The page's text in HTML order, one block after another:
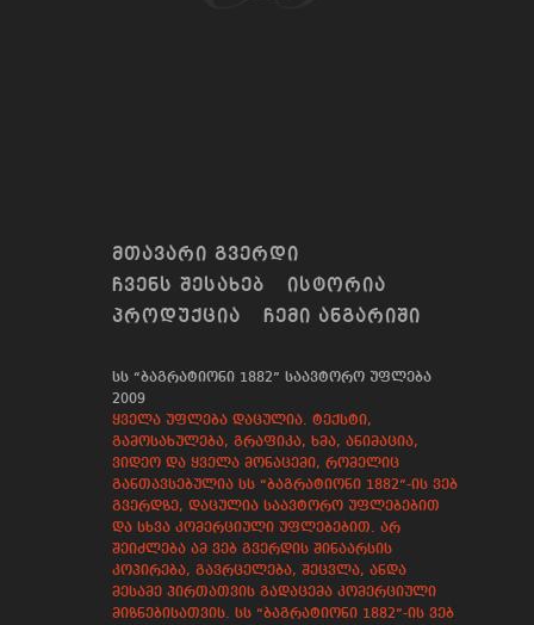
ᲛᲗᲐᲕᲐᲠᲘ ᲒᲕᲔᲠᲓᲘ
ᲩᲕᲔᲜᲡ ᲨᲔᲡᲐᲮᲔᲑ
ᲘᲡᲢᲝᲠᲘᲐ
ᲞᲠᲝᲓᲣᲥᲪᲘᲐ
ᲩᲔᲛᲘ ᲐᲜᲒᲐᲠᲘᲨᲘ
სს “ბაგრატიონი 1882” საავტორო უფლება
2009
ყველა უფლება დაცულია. ტექსტი,
გამოსახულება, გრაფიკა, ხმა, ანიმაცია,
ვიდეო და ყველა მონაცემი, რომელიც
განთავსებულია სს “ბაგრატიონი 1882”-ის ვებ
გვერდზე, დაცულია საავტორო უფლებებით
და სხვა კომერციული უფლებებით. არ
შეიძლება ამ ვებ გვერდის შინაარსის
კოპირება, გავრცელება, შეცვლა, ანდა
მესამე პირთათვის გადაცემა კომერციული
მიზნებისათვის. სს “ბაგრატიონი 1882”-ის ვებ